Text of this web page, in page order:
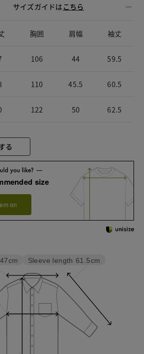
サイズガイドは こちら
胸囲 肩幅 袖丈
106 44 59.5
110 45.5 60.5
122 50 62.5
る
size
on
Sleeve length 61.5cm
47cm